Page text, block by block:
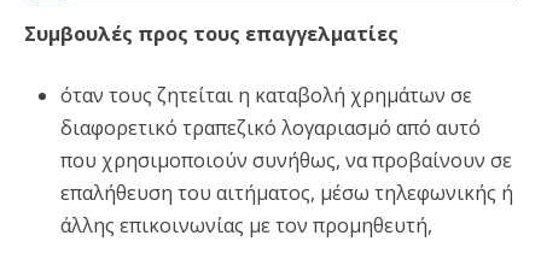
Συμβουλές προς τους επαγγελματίες
όταν τους ζητείται η καταβολή χρημάτων σε
διαφορετικό τραπεζικό λογαριασμό από αυτό
που χρησιμοποιούν συνήθως, να προβαίνουν σε
επαλήθευση του αιτήματος, μέσω τηλεφωνικής ή
άλλης επικοινωνίας με τον προμηθευτή,